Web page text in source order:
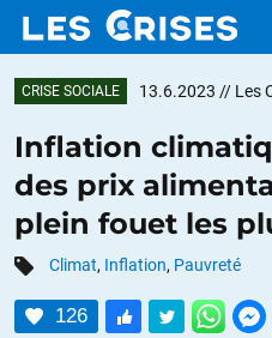
DOSSIERS
CATÉGORIES
MOTS CLÉS
CRISE SOCIALE 13.6.2023 // Les
Inflation
des prix
plein fouet les
Climat, Inflation, Pauvreté
126